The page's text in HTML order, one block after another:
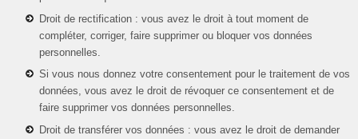
Droit de rectification : vous avez le droit à tout moment de
compléter, corriger, faire supprimer ou bloquer vos données
personnelles.
Si vous nous donnez votre consentement pour le traitement de vos
données, vous avez le droit de révoquer ce consentement et de
faire supprimer vos données personnelles.
Droit de transférer vos données : vous avez le droit de demander